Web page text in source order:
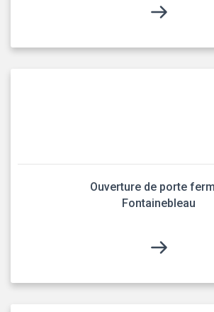
Ouverture de porte
Fontainebleau